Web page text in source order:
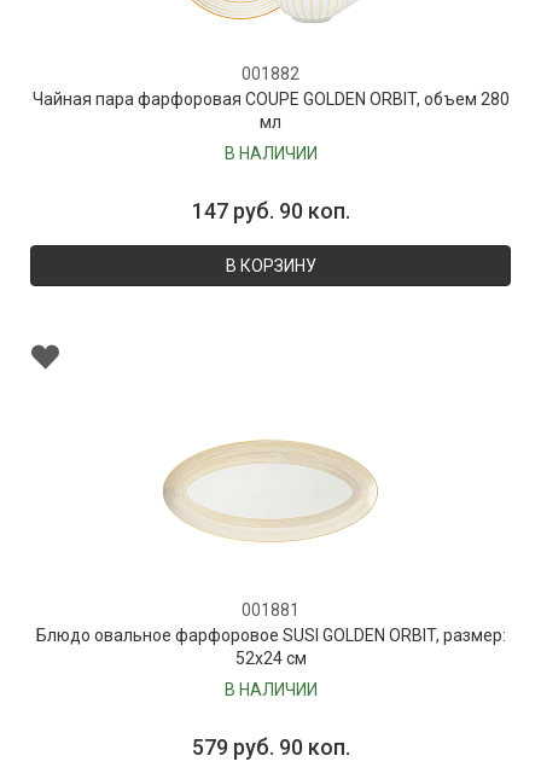
001882
Чайная пара фарфоровая COUPE GOLDEN ORBIT, объем 280
мл
В НАЛИЧИИ
147 руб. 90 коп.
В КОРЗИНУ
001881
Блюдо овальное фарфоровое SUSI GOLDEN ORBIT, размер:
52х24 см
В НАЛИЧИИ
579 руб. 90 коп.